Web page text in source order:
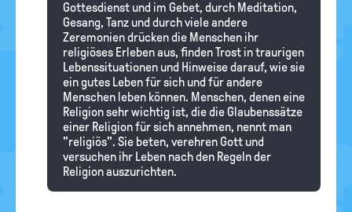
Gottesdienst und im Gebet, durch Meditation,
Gesang, Tanz und durch viele andere
Zeremonien drücken die Menschen ihr
religiöses Erleben aus, finden Trost in traurigen
Lebenssituationen und Hinweise darauf, wie sie
ein gutes Leben für sich und für andere
Menschen leben können. Menschen, denen eine
Religion sehr wichtig ist, die die Glaubenssätze
einer Religion für sich annehmen, nennt man
"religiös". Sie beten, verehren Gott und
versuchen ihr Leben nach den Regeln der
Religion auszurichten.